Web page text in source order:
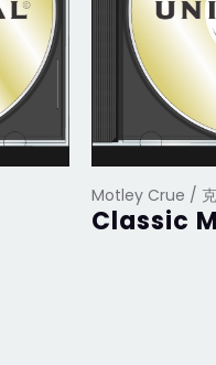
Motley Crue / 克
Classic